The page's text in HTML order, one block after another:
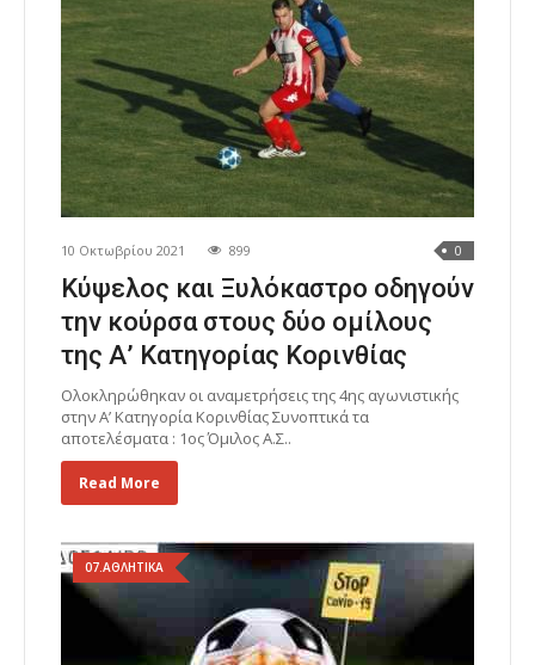
10 Οκτωβρίου 2021 899 0
Κύψελος και Ξυλόκαστρο οδηγούν
την κούρσα στους δύο ομίλους
της Α’ Κατηγορίας Κορινθίας
Ολοκληρώθηκαν οι αναμετρήσεις της 4ης αγωνιστικής
στην Α’ Κατηγορία Κορινθίας Συνοπτικά τα
αποτελέσματα : 1ος Όμιλος Α.Σ..
Read More
07.ΑΘΛΗΤΙΚΑ